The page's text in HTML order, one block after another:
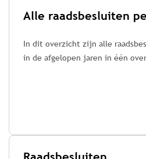
Alle raadsbesluiten
In dit overzicht zijn alle
in de afgelopen jaren in één